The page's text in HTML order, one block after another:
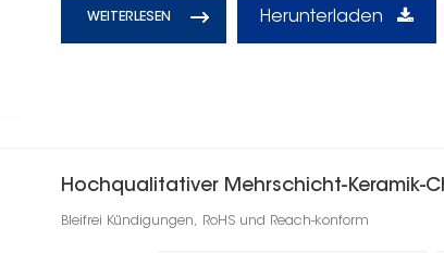
WEITERLESEN Herunterladen
Hochqualitativer Mehrschicht-Keramik-
Bleifrei Kündigungen, RoHS und Reach-konform